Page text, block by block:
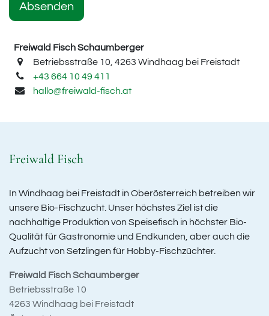
Absenden
Freiwald Fisch Schaumberger
Betriebsstraße 10, 4263 Windhaag bei Freistadt
+43 664 10 49 411
hallo@freiwald-fisch.at
Freiwald Fisch
In Windhaag bei Freistadt in Oberösterreich betreiben wir
unsere Bio-Fischzucht. Unser höchstes Ziel ist die
nachhaltige Produktion von Speisefisch in höchster Bio-
Qualität für Gastronomie und Endkunden, aber auch die
Aufzucht von Setzlingen für Hobby-Fischzüchter.
Freiwald Fisch Schaumberger
Betriebsstraße 10
4263 Windhaag bei Freistadt